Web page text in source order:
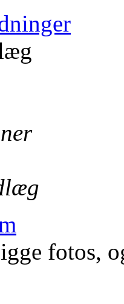
fotos,